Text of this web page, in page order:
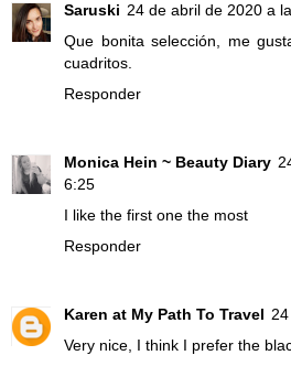
Saruski 24 de abril de 2020 a
Que bonita selección, me
cuadritos.
Responder
Monica Hein ~ Beauty Diary
6:25
I like the first one the most
Responder
Karen at My Path To Travel
Very nice, I think I prefer the